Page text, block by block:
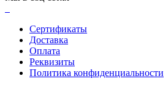
Сертификаты
Доставка
Оплата
Реквизиты
Политика конфиденциальности